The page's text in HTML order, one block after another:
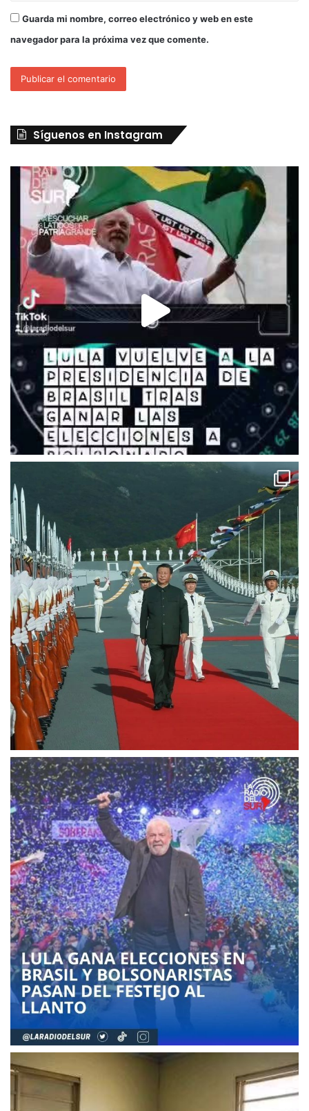
Guarda mi nombre, correo electrónico y web en este
navegador para la próxima vez que comente.
Síguenos en Instagram